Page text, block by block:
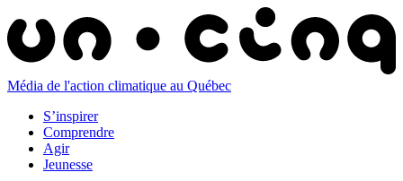
Média de l'action climatique au Québec
S’inspirer
Comprendre
Agir
Jeunesse